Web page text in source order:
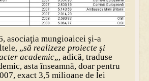
asociaţia mungioaicei şi-a
„să realizeze proiecte şi
academic„, adică, traduse
asta înseamnă, doar pentru
exact 3,5 milioane de lei